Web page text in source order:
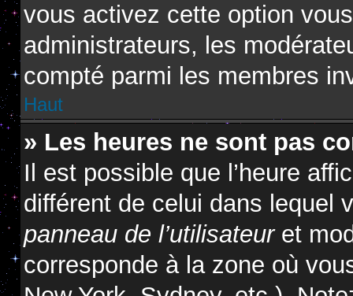
vous activez cette option
administrateurs, les
compté parmi les membres
Haut
» Les heures ne sont pas
Il est possible que l’heure
différent de celui dans lequel
panneau de l’utilisateuret
corresponde à la zone où